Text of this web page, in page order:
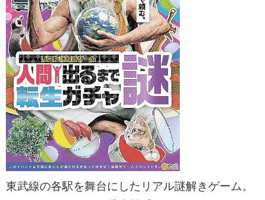
東武線の各駅を舞台にしたリアル謎解きゲーム。